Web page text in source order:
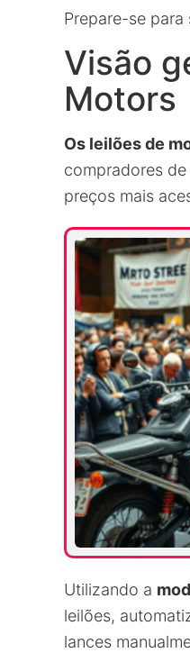
Prepare-se
Visão
Motors
Os leilões de
compradores
preços mais
Utilizando a
leilões,
lances